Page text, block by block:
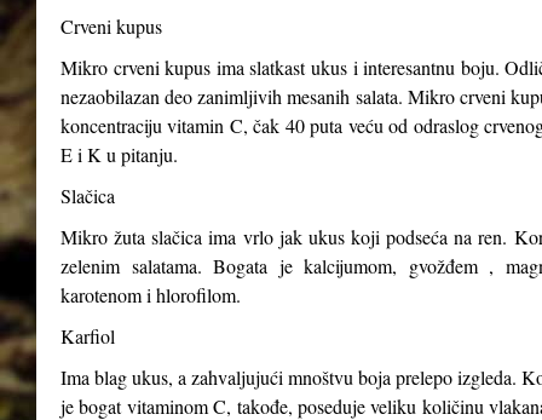
Crveni kupus
Mikro crveni kupus ima slatkast ukus i interesantnu boju.
nezaobilazan deo zanimljivih mesanih salata. Mikro crveni
koncentraciju vitamin C, čak 40 puta veću od odraslog
E i K u pitanju.
Slačica
Mikro žuta slačica ima vrlo jak ukus koji podseća na ren.
zelenim salatama. Bogata je kalcijumom, gvožđem ,
karotenom i hlorofilom.
Karfiol
Ima blag ukus, a zahvaljujući mnoštvu boja prelepo izgleda.
je bogat vitaminom C, takođe, poseduje veliku količinu